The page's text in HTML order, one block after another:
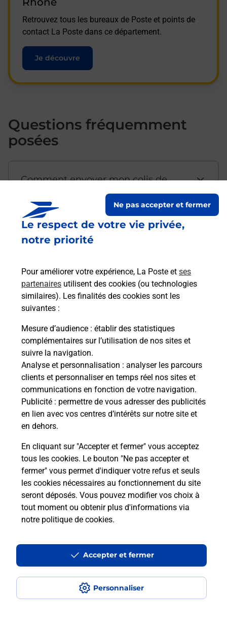
Le respect de votre vie privée,
notre priorité
Pour améliorer votre expérience, La Poste et ses
partenaires utilisent des cookies (ou technologies
similaires). Les finalités des cookies sont les
suivantes :
Mesure d’audience : établir des statistiques
complémentaires sur l’utilisation de nos sites et
suivre la navigation.
Analyse et personnalisation : analyser les parcours
clients et personnaliser en temps réel nos sites et
communications en fonction de votre navigation.
Publicité : permettre de vous adresser des publicités
en lien avec vos centres d’intérêts sur notre site et
en dehors.
En cliquant sur "Accepter et fermer" vous acceptez
tous les cookies. Le bouton "Ne pas accepter et
fermer" vous permet d'indiquer votre refus et seuls
les cookies nécessaires au fonctionnement du site
seront déposés. Vous pouvez modifier vos choix à
tout moment ou obtenir plus d'informations via
notre politique de cookies.
Personnaliser
Ne pas accepter et fermer
Accepter et fermer
Retrouvez tous les bureaux de Poste et points de
contact La Poste dans ce département.
Je découvre
Questions fréquemment
posées
Comment envoyer mon colis de
Est-il possible d’acheter un
emballage directement depuis un
Comment demander une
modification de livraison ?
Comment La Poste participe-t-elle
à votre sécurité au quotidien ?
Puis-je passer mon code de la route
avec La Poste et sous quelles
conditions ?
Localiser Liste Haute-Loire
Accessibilité : partiellement conforme
Conditions contractuelles
Mentions légales